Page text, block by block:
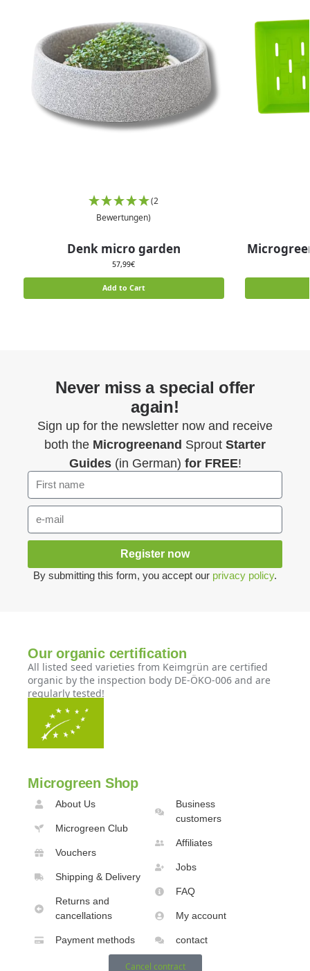
(2
Bewertungen)
Denk micro garden
57,99€
Add to Cart
Never miss a special offer
again!
Sign up for the newsletter now and receive
both the Microgreenand Sprout Starter
Guides(in German) for FREE!
Register now
By submitting this form, you accept our privacy policy.
Our organic certification
All listed seed varieties from Keimgrün are certified
organic by the inspection body DE-ÖKO-006 and are
regularly tested!
Microgreen Shop
About Us
Microgreen Club
Vouchers
Shipping & Delivery
Returns and
cancellations
Payment methods
Business
customers
Affiliates
Jobs
FAQ
My account
contact
Cancel contract